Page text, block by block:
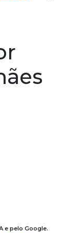
e pelo Google.